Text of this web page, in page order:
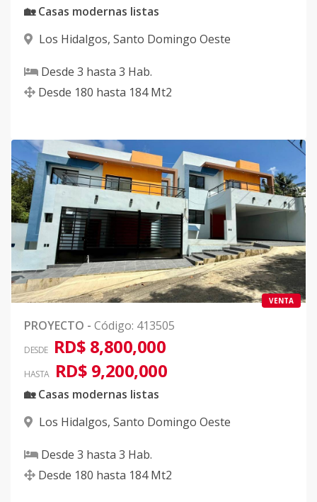
🏡 Casas modernas listas
Los Hidalgos, Santo Domingo Oeste
Desde 3 hasta 3 Hab.
Desde 180 hasta 184 Mt2
VENTA
PROYECTO - Código: 413505
DESDE RD$ 8,800,000
HASTA RD$ 9,200,000
🏡 Casas modernas listas
Los Hidalgos, Santo Domingo Oeste
Desde 3 hasta 3 Hab.
Desde 180 hasta 184 Mt2